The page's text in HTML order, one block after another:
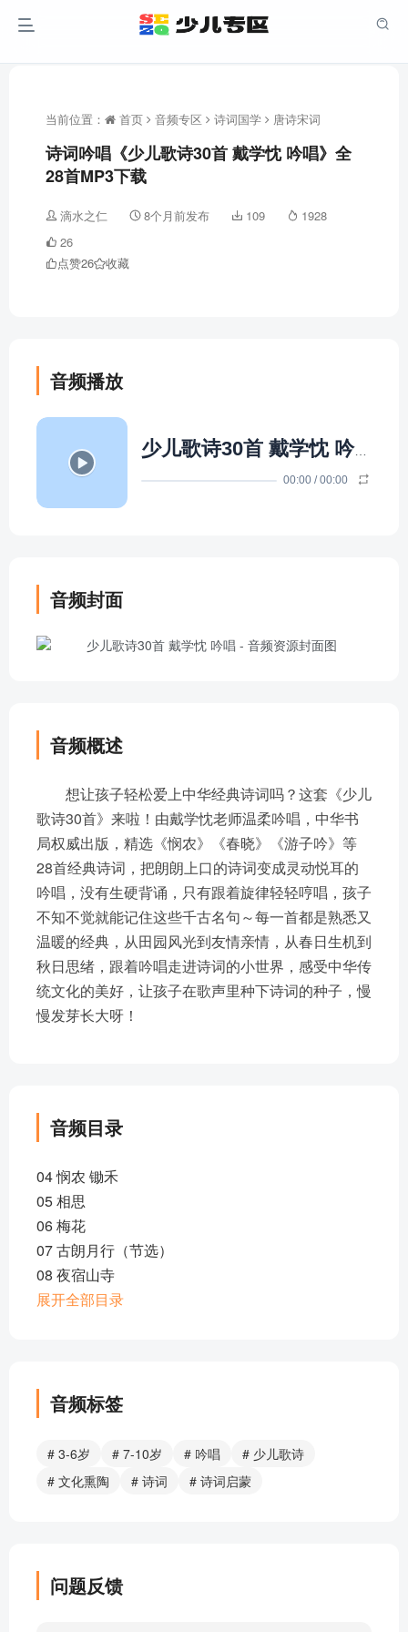
当前位置： 首页 音频专区 诗词国学 唐诗宋词
诗词吟唱《少儿歌诗30首 戴学忱 吟唱》全
28首MP3下载
滴水之仁 8个月前发布 109
1928
26
点赞26 收藏
音频播放
少儿歌诗30首 戴学忱 吟唱
00:00 /00:00
音频封面
音频概述
想让孩子轻松爱上中华经典诗词吗？这套《少儿
歌诗30首》来啦！由戴学忱老师温柔吟唱，中华书
局权威出版，精选《悯农》《春晓》《游子吟》等
28首经典诗词，把朗朗上口的诗词变成灵动悦耳的
吟唱，没有生硬背诵，只有跟着旋律轻轻哼唱，孩子
不知不觉就能记住这些千古名句～每一首都是熟悉又
温暖的经典，从田园风光到友情亲情，从春日生机到
秋日思绪，跟着吟唱走进诗词的小世界，感受中华传
统文化的美好，让孩子在歌声里种下诗词的种子，慢
慢发芽长大呀！
音频目录
04 悯农 锄禾
05 相思
06 梅花
07 古朗月行（节选）
08 夜宿山寺
09 春晓
13 游子吟
14 七步诗
15 四时田园杂兴（一）
16 四时田园杂兴（二）
17 绝 句（两个黄鹂）
20 渔 歌 子
21 静 夜 思
展开全部目录
音频标签
# 3-6岁 # 7-10岁 # 吟唱
# 少儿歌诗
# 文化熏陶
# 诗词 # 诗词启蒙
问题反馈